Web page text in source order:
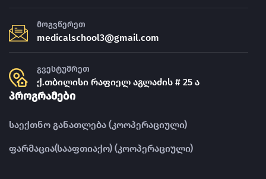
მოგვწერეთ
medicalschool3@gmail.com
გვესტუმრეთ
ქ.თბილისი რაფიელ აგლაძის # 25 ა
პროგრამები
საექთნო განათლება (კოოპერაციული)
ფარმაცია(სააფთიაქო) (კოოპერაციული)